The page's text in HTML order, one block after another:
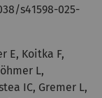
s41598-025-
E, Koitka F,
L,
IC, Gremer L,